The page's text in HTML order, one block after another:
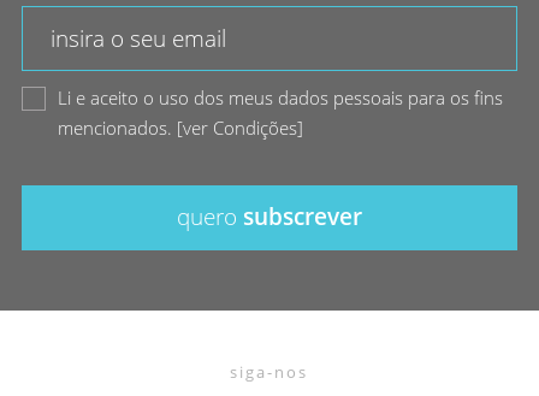
Li e aceito o uso dos meus dados pessoais para os fins
mencionados. [ver Condições]
quero subscrever
siga-nos